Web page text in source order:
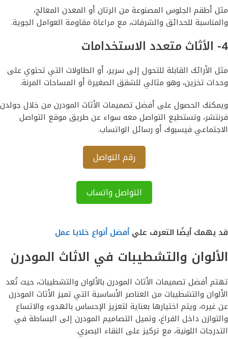
مثل أطقم الجلوس المصنوعة من الرتان أو المعدن المعالج،
والمناسبة للحدائق والشرفات، مع مراعاة مقاومة العوامل الجوية.
4- الأثاث متعدد الاستخدامات
مثل الأرائك القابلة للتحول إلى سرير، أو الطاولات التي تحتوي على
وحدات تخزين، وهو مثالي للشقق الصغيرة أو المساحات المرنة.
ويمكنك الحصول على أفضل تصميمات الأثاث المودرن من خلال جولدن
فرنتشر، وتستطيع التواصل معه سواء عن طريق موقع التواصل
الاجتماعي فيسبوك أو رسائل الواتساب.
رقم التواصل
التواصل واتساب
قد يهمك أيضًا التعرف علي أفضل أنواع خلايا عمل
الألوان والتشطيبات في الاثاث المودرن
تهتم أفضل تصميمات الأثاث المودرن بالألوان والتشطيبات، حيث تُعد
الألوان والتشطيبات من العناصر الأساسية التي تميز الأثاث المودرن
عن غيره، ويتم اختيارها بعناية لتعزيز الإحساس بالهدوء والاتساع
والتوازن داخل الفراغ، وتميل التصاميم المودرن إلى البساطة في
التدرجات اللونية، مع تركيز على النقاء البصري.